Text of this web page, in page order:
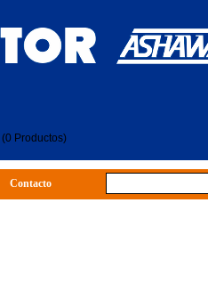
Contacto
(0 Productos)